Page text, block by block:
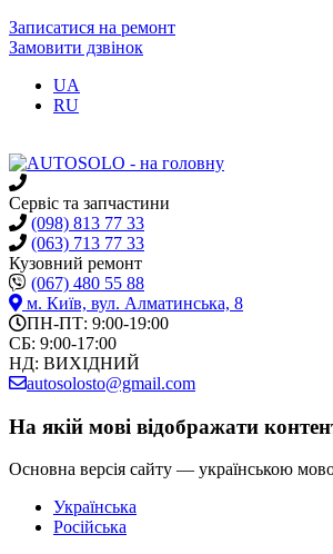
Записатися на ремонт
Замовити дзвінок
UA
RU
Сервіс та запчастини
(098) 813 77 33
(063) 713 77 33
Кузовний ремонт
(067) 480 55 88
м. Київ, вул. Алматинська, 8
ПН-ПТ: 9:00-19:00
СБ: 9:00-17:00
НД: ВИХІДНИЙ
autosolosto@gmail.com
На якій мові відображати
Основна версія сайту — українською
Українська
Російська